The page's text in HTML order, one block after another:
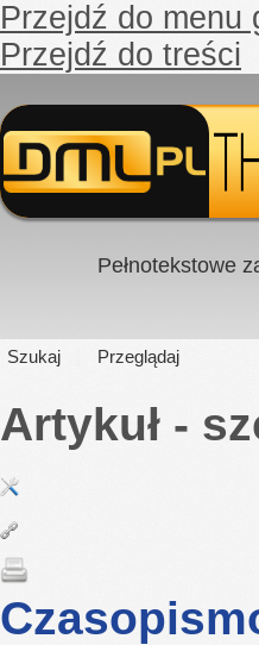
Przejdź do menu
Przejdź do treści
Pełnotekstowe
Szukaj Przeglądaj
Artykuł -